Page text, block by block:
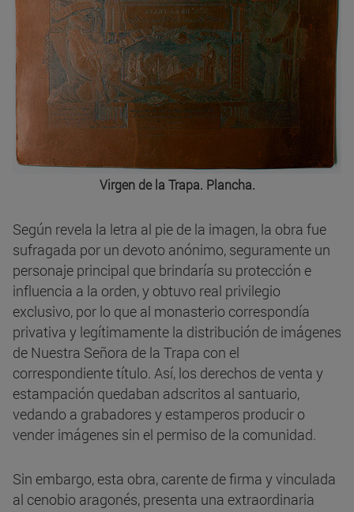
Virgen de la Trapa. Plancha.
Según revela la letra al pie de la imagen, la obra fue
sufragada por un devoto anónimo, seguramente un
personaje principal que brindaría su protección e
influencia a la orden, y obtuvo real privilegio
exclusivo, por lo que al monasterio correspondía
privativa y legítimamente la distribución de imágenes
de Nuestra Señora de la Trapa con el
correspondiente título. Así, los derechos de venta y
estampación quedaban adscritos al santuario,
vedando a grabadores y estamperos producir o
vender imágenes sin el permiso de la comunidad.
Sin embargo, esta obra, carente de firma y vinculada
al cenobio aragonés, presenta una extraordinaria